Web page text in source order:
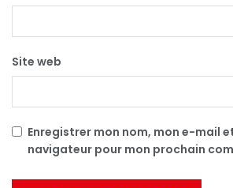
Site web
Enregistrer mon nom, mon e-mail
navigateur pour mon prochain